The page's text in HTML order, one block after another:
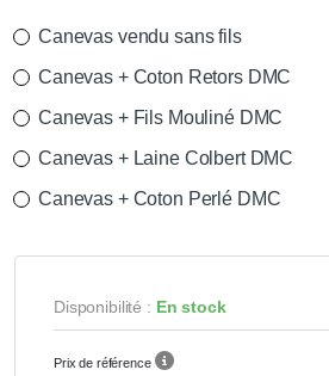
Canevas vendu sans fils
Canevas + Coton Retors DMC
Canevas + Fils Mouliné DMC
Canevas + Laine Colbert DMC
Canevas + Coton Perlé DMC
Disponibilité : En stock
Prix de référence